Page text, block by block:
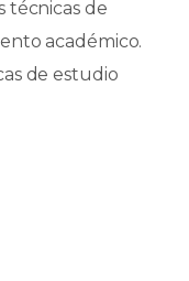
técnicas de
académico.
de estudio